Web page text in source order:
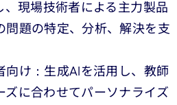
、現場技術者による主力製品
問題の特定、分析、解決を支
向け：生成AIを活用し、教師
ズに合わせてパーソナライズ